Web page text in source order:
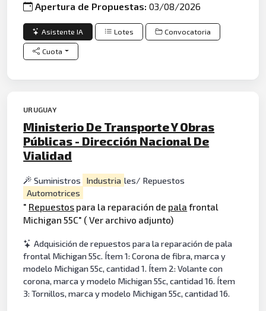
Apertura de Propuestas:03/08/2026
Asistente IA Lotes Convocatoria
Cuota
URUGUAY
Ministerio De Transporte Y Obras
Públicas - Dirección Nacional De
Vialidad
Suministros Industria les/ Repuestos
Automotrices
" Repuestos para la reparación de pala frontal
Michigan 55C" ( Ver archivo adjunto)
Adquisición de repuestos para la reparación de pala
frontal Michigan 55c. Ítem 1: Corona de fibra, marca y
modelo Michigan 55c, cantidad 1. Ítem 2: Volante con
corona, marca y modelo Michigan 55c, cantidad 16. Ítem
3: Tornillos, marca y modelo Michigan 55c, cantidad 16.